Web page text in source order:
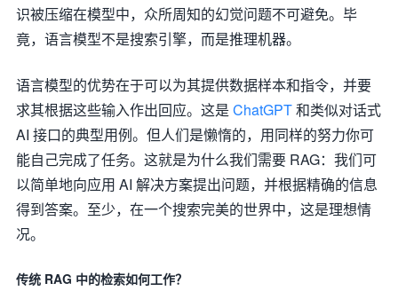
识被压缩在模型中，众所周知的幻觉问题不可避免。毕
竟，语言模型不是搜索引擎，而是推理机器。
语言模型的优势在于可以为其提供数据样本和指令，并要
求其根据这些输入作出回应。这是 ChatGPT和类似对话式
AI 接口的典型用例。但人们是懒惰的，用同样的努力你可
能自己完成了任务。这就是为什么我们需要 RAG：我们可
以简单地向应用 AI 解决方案提出问题，并根据精确的信息
得到答案。至少，在一个搜索完美的世界中，这是理想情
况。
传统 RAG 中的检索如何工作？